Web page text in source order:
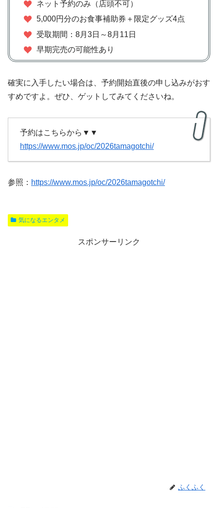
ネット予約のみ（店頭不可）
5,000円分のお食事補助券＋限定グッズ4点
受取期間：8月3日～8月11日
早期完売の可能性あり
確実に入手したい場合は、予約開始直後の申し込みがおす
すめですよ。ぜひ、ゲットしてみてくださいね。
予約はこちらから▼▼
https://www.mos.jp/oc/2026tamagotchi/
参照： https://www.mos.jp/oc/2026tamagotchi/
気になるエンタメ
スポンサーリンク
ふくふく